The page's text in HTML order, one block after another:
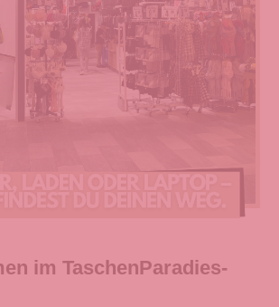
im TaschenParadies-